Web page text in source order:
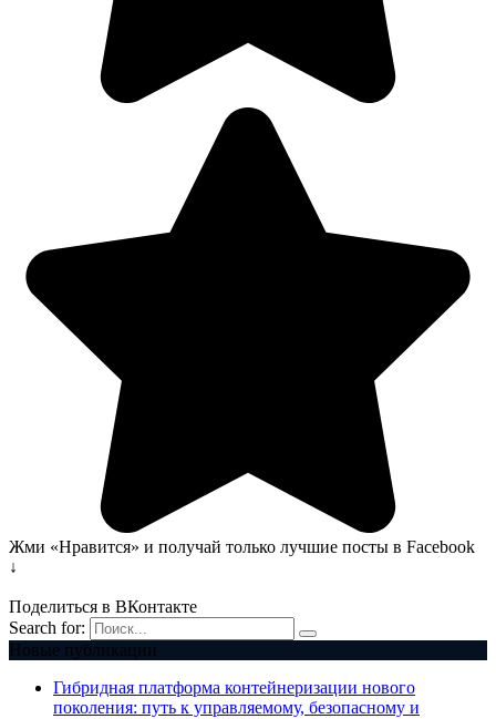
Жми «Нравится» и получай только лучшие посты в Facebook
↓
Поделиться в ВКонтакте
Search for:
Новые публикации
Гибридная платформа контейнеризации нового
поколения: путь к управляемому, безопасному и